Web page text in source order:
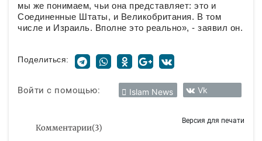
мы же понимаем, чьи она представляет: это и
Соединенные Штаты, и Великобритания. В том
числе и Израиль. Вполне это реально», - заявил он.
Поделиться:
Войти с помощью: Islam News Vk
Комментарии(3)
Версия для печати